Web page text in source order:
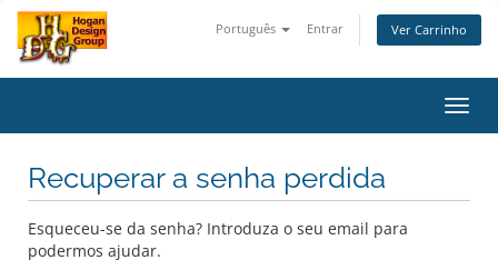
Português Entrar Ver Carrinho
Recuperar a senha perdida
Esqueceu-se da senha? Introduza o seu email para
podermos ajudar.